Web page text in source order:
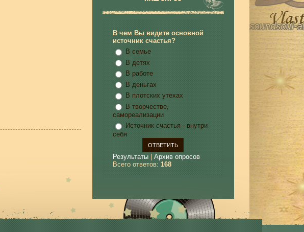
В чем Вы видите основной
источник счастья?
В семье
В детях
В работе
В деньгах
В плотских утехах
В творчестве,
самореализации
Источник счастья - внутри
себя
Результаты| Архив опросов
Всего ответов: 168